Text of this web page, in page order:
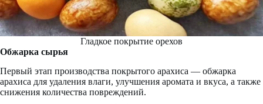
Гладкое покрытие орехов
Обжарка сырья
Первый этап производства покрытого арахиса — обжарка
арахиса для удаления влаги, улучшения аромата и вкуса, а также
снижения количества повреждений.